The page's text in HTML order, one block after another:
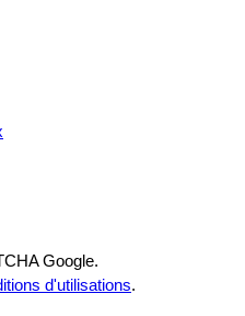
Google.
d'utilisations.